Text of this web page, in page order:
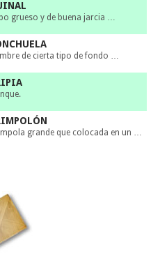
grueso y de buena jarcia …
de cierta tipo de fondo …
grande que colocada en un …